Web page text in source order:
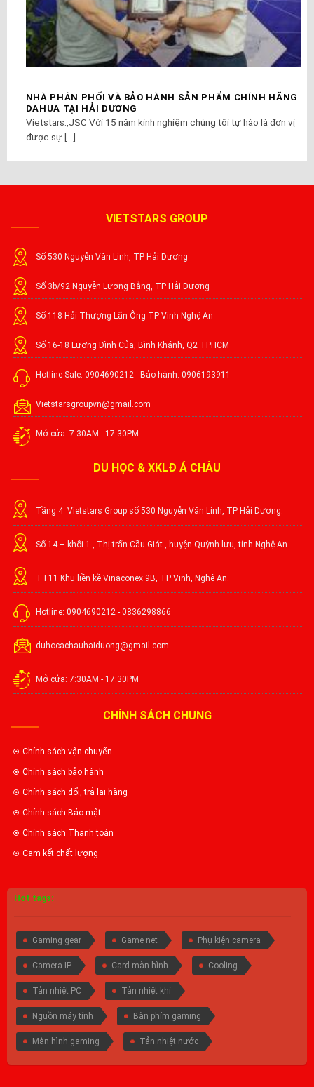
NHÀ PHÂN PHỐI VÀ BẢO HÀNH SẢN PHẨM CHÍNH HÃNG
DAHUA TẠI HẢI DƯƠNG
Vietstars.,JSC Với 15 năm kinh nghiệm chúng tôi tự hào là đơn vị
được sự [...]
VIETSTARS GROUP
Số 530 Nguyễn Văn Linh, TP Hải Dương
Số 3b/92 Nguyễn Lương Bằng, TP Hải Dương
Số 118 Hải Thượng Lãn Ông TP Vinh Nghệ An
Số 16-18 Lương Đình Của, Bình Khánh, Q2 TPHCM
Hotline Sale: 0904690212 - Bảo hành: 0906193911
Vietstarsgroupvn@gmail.com
Mở cửa: 7:30AM - 17:30PM
DU HỌC & XKLĐ Á CHÂU
Tầng 4 Vietstars Group số 530 Nguyễn Văn Linh, TP Hải Dương.
Số 14 – khối 1 , Thị trấn Cầu Giát , huyện Quỳnh lưu, tỉnh Nghệ An.
TT11 Khu liền kề Vinaconex 9B, TP Vinh, Nghệ An.
Hotline: 0904690212 - 0836298866
duhocachauhaiduong@gmail.com
Mở cửa: 7:30AM - 17:30PM
CHÍNH SÁCH CHUNG
Chính sách vận chuyển
Chính sách bảo hành
Chính sách đổi, trả lại hàng
Chính sách Bảo mật
Chính sách Thanh toán
Cam kết chất lượng
Hot tags:
Gaming gear Game net Phụ kiện camera
Camera IP Card màn hình Cooling
Tản nhiệt PC Tản nhiệt khí
Nguồn máy tính Bàn phím gaming
Màn hình gaming Tản nhiệt nước